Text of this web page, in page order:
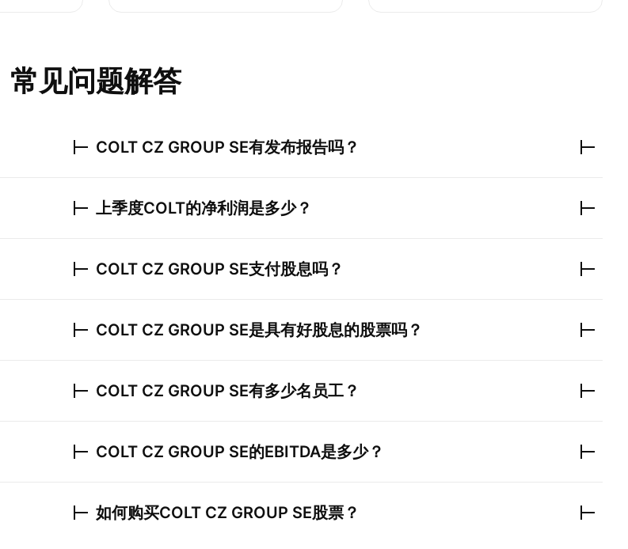
常见问题解答
COLT CZ GROUP SE有发布报告吗？
上季度COLT的净利润是多少？
COLT CZ GROUP SE支付股息吗？
COLT CZ GROUP SE是具有好股息的股票吗？
COLT CZ GROUP SE有多少名员工？
COLT CZ GROUP SE的EBITDA是多少？
如何购买COLT CZ GROUP SE股票？